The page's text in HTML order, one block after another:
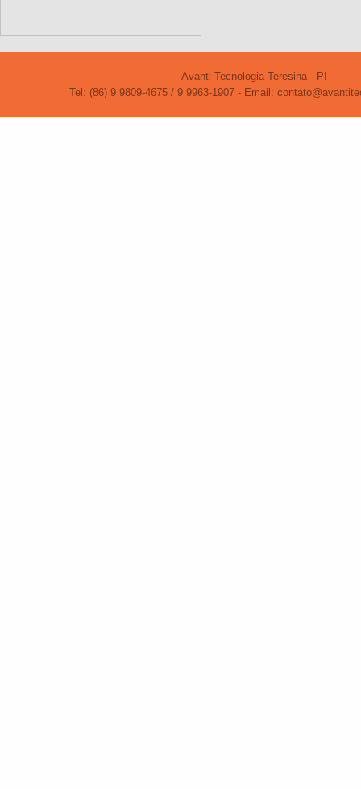
Avanti Tecnologia Teresina - PI
Tel: (86) 9 9809-4675 / 9 9963-1907 - Email: